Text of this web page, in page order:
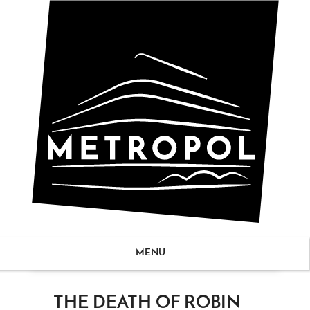
MENU
THE DEATH OF ROBIN